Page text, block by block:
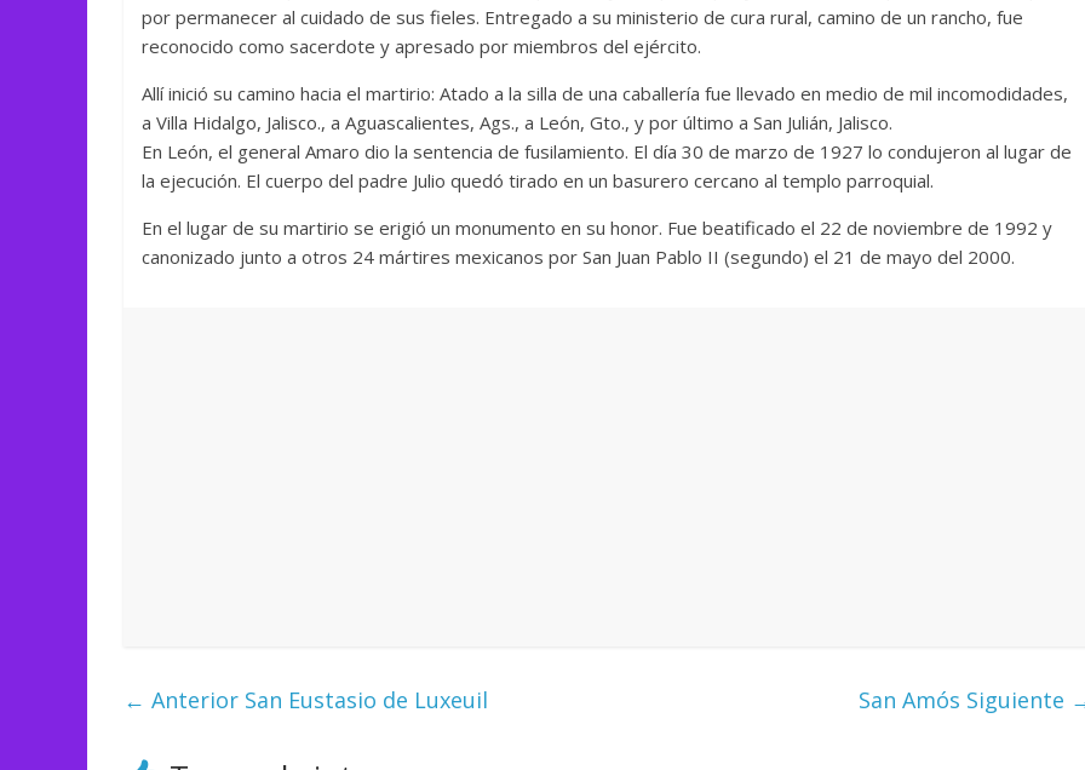
por permanecer al cuidado de sus fieles. Entregado a su ministerio de cura rural, camino de un rancho, fue
reconocido como sacerdote y apresado por miembros del ejército.
Allí inició su camino hacia el martirio: Atado a la silla de una caballería fue llevado en medio de mil incomodidades,
a Villa Hidalgo, Jalisco., a Aguascalientes, Ags., a León, Gto., y por último a San Julián, Jalisco.
En León, el general Amaro dio la sentencia de fusilamiento. El día 30 de marzo de 1927 lo condujeron al lugar de
la ejecución. El cuerpo del padre Julio quedó tirado en un basurero cercano al templo parroquial.
En el lugar de su martirio se erigió un monumento en su honor. Fue beatificado el 22 de noviembre de 1992 y
canonizado junto a otros 24 mártires mexicanos por San Juan Pablo II (segundo) el 21 de mayo del 2000.
← Anterior San Eustasio de Luxeuil San Amós Siguiente